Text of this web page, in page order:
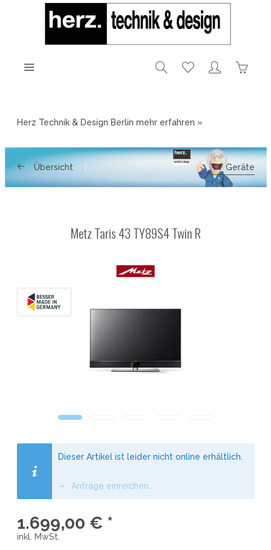
Herz Technik & Design Berlin mehr erfahren »
Übersicht TV Geräte
Metz Taris 43 TY89S4 Twin R
Dieser Artikel ist leider nicht online erhältlich.
Anfrage einreichen.
1.699,00 € *
inkl. MwSt.